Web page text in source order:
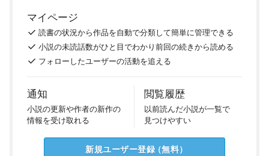
マイページ
読書の状況から作品を自動で分類して簡単に管理できる
小説の未読話数がひと目でわかり前回の続きから読める
フォローしたユーザーの活動を追える
通知
小説の更新や作者の新作の
情報を受け取れる
閲覧履歴
以前読んだ小説が一覧で
見つけやすい
新規ユーザー登録（無料）